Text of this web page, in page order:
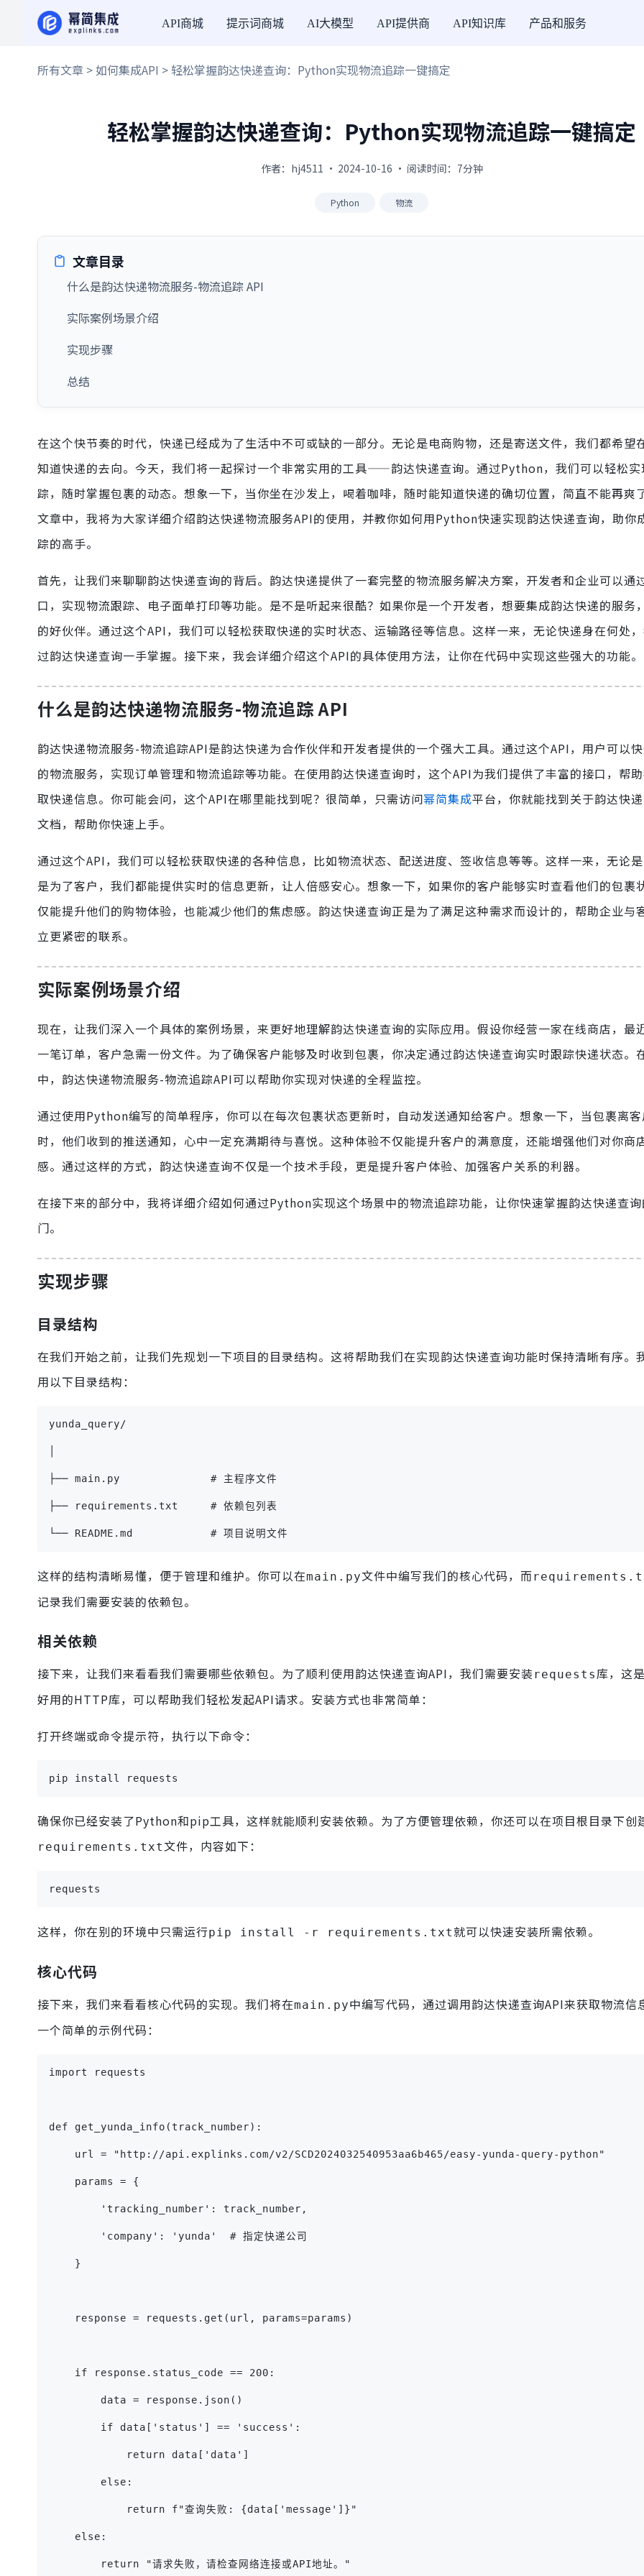
API商城 提示词商城 AI大模型 API提供商 API知识库 产品和服务
所有文章 >如何集成API > 轻松掌握韵达快递查询：Python实现物流追踪一键搞定
轻松掌握韵达快递查询：Python实现物流追踪一键搞定
作者：hj4511 · 2024-10-16 · 阅读时间：7分钟
Python 物流
文章目录
什么是韵达快递物流服务-物流追踪 API
实际案例场景介绍
实现步骤
总结
在这个快节奏的时代，快递已经成为了生活中不可或缺的一部分。无论是电商购物，还是寄送文件，我们都希望
知道快递的去向。今天，我们将一起探讨一个非常实用的工具——韵达快递查询。通过Python，我们可以轻松实
踪，随时掌握包裹的动态。想象一下，当你坐在沙发上，喝着咖啡，随时能知道快递的确切位置，简直不能再爽
文章中，我将为大家详细介绍韵达快递物流服务API的使用，并教你如何用Python快速实现韵达快递查询，助你
踪的高手。
首先，让我们来聊聊韵达快递查询的背后。韵达快递提供了一套完整的物流服务解决方案，开发者和企业可以通
口，实现物流跟踪、电子面单打印等功能。是不是听起来很酷？如果你是一个开发者，想要集成韵达快递的服务
的好伙伴。通过这个API，我们可以轻松获取快递的实时状态、运输路径等信息。这样一来，无论快递身在何处
过韵达快递查询一手掌握。接下来，我会详细介绍这个API的具体使用方法，让你在代码中实现这些强大的功能。
什么是韵达快递物流服务-物流追踪 API
韵达快递物流服务-物流追踪API是韵达快递为合作伙伴和开发者提供的一个强大工具。通过这个API，用户可以
的物流服务，实现订单管理和物流追踪等功能。在使用韵达快递查询时，这个API为我们提供了丰富的接口，帮
取快递信息。你可能会问，这个API在哪里能找到呢？很简单，只需访问幂简集成平台，你就能找到关于韵达快
文档，帮助你快速上手。
通过这个API，我们可以轻松获取快递的各种信息，比如物流状态、配送进度、签收信息等等。这样一来，无论
是为了客户，我们都能提供实时的信息更新，让人倍感安心。想象一下，如果你的客户能够实时查看他们的包裹
仅能提升他们的购物体验，也能减少他们的焦虑感。韵达快递查询正是为了满足这种需求而设计的，帮助企业与
立更紧密的联系。
实际案例场景介绍
现在，让我们深入一个具体的案例场景，来更好地理解韵达快递查询的实际应用。假设你经营一家在线商店，最
一笔订单，客户急需一份文件。为了确保客户能够及时收到包裹，你决定通过韵达快递查询实时跟踪快递状态。
中，韵达快递物流服务-物流追踪API可以帮助你实现对快递的全程监控。
通过使用Python编写的简单程序，你可以在每次包裹状态更新时，自动发送通知给客户。想象一下，当包裹离
时，他们收到的推送通知，心中一定充满期待与喜悦。这种体验不仅能提升客户的满意度，还能增强他们对你商
感。通过这样的方式，韵达快递查询不仅是一个技术手段，更是提升客户体验、加强客户关系的利器。
在接下来的部分中，我将详细介绍如何通过Python实现这个场景中的物流追踪功能，让你快速掌握韵达快递查
门。
实现步骤
目录结构
在我们开始之前，让我们先规划一下项目的目录结构。这将帮助我们在实现韵达快递查询功能时保持清晰有序。
用以下目录结构：
yunda_query/
├── main.py              # 主程序文件
├── requirements.txt     # 依赖包列表
└── README.md            # 项目说明文件
这样的结构清晰易懂，便于管理和维护。你可以在main.py文件中编写我们的核心代码，而
记录我们需要安装的依赖包。
相关依赖
接下来，让我们来看看我们需要哪些依赖包。为了顺利使用韵达快递查询API，我们需要安装requests 库，这
好用的HTTP库，可以帮助我们轻松发起API请求。安装方式也非常简单：
打开终端或命令提示符，执行以下命令：
pip install requests
确保你已经安装了Python和pip工具，这样就能顺利安装依赖。为了方便管理依赖，你还可以在项目根目录下创
requirements.txt文件，内容如下：
requests
这样，你在别的环境中只需运行pip install -r requirements.txt就可以快速安装所需依赖。
核心代码
接下来，我们来看看核心代码的实现。我们将在main.py中编写代码，通过调用韵达快递查询API来获取物流信
一个简单的示例代码：
import requests
def get_yunda_info(track_number):
    url = "http://api.explinks.com/v2/SCD2024032540953aa6b465/easy-yunda-query-python"
    params = {
        'tracking_number': track_number,
        'company': 'yunda'  # 指定快递公司
    }
    response = requests.get(url, params=params)
    if response.status_code == 200:
        data = response.json()
        if data['status'] == 'success':
            return data['data']
        else:
            return f"查询失败: {data['message']}"
    else:
        return "请求失败，请检查网络连接或API地址。"